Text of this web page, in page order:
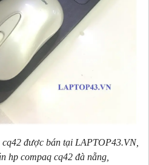
được bán tại LAPTOP43.VN,
hp compaq cq42 đà nẵng,